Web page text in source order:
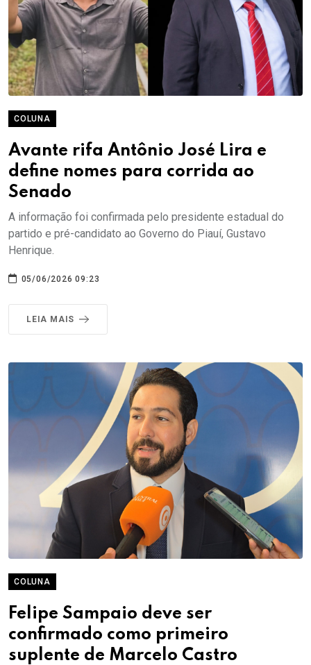
COLUNA
Avante rifa Antônio José Lira e
define nomes para corrida ao
Senado
A informação foi confirmada pelo presidente estadual do
partido e pré-candidato ao Governo do Piauí, Gustavo
Henrique.
05/06/2026 09:23
LEIA MAIS
COLUNA
Felipe Sampaio deve ser
confirmado como primeiro
suplente de Marcelo Castro